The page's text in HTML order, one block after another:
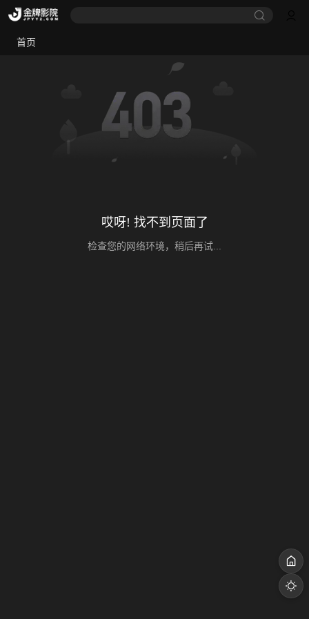
首页
哎呀! 找不到页面了
检查您的网络环境，稍后再试...